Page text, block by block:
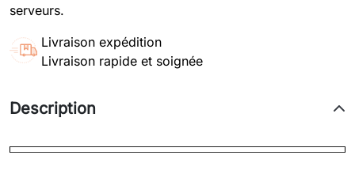
serveurs.
Livraison expédition
Livraison rapide et soignée
Description